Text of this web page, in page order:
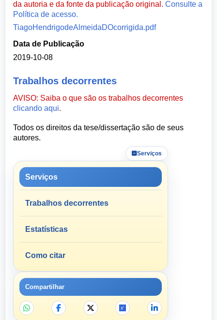
da autoria e da fonte da publicação original.Consulte a
Política de acesso.
TiagoHendrigodeAlmeidaDOcorrigida.pdf
Data de Publicação
2019-10-08
Trabalhos decorrentes
AVISO: Saiba o que são os trabalhos decorrentes
clicando aqui.
Todos os direitos da tese/dissertação são de seus
autores.
Serviços
Serviços
Trabalhos decorrentes
Estatísticas
Como citar
Compartilhar